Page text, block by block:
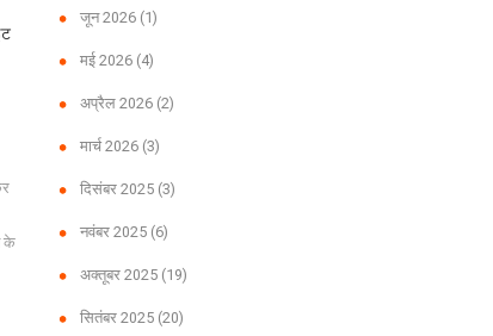
के
जून 2026 (1)
मई 2026 (4)
अप्रैल 2026 (2)
मार्च 2026 (3)
दिसंबर 2025 (3)
नवंबर 2025 (6)
अक्तूबर 2025 (19)
सितंबर 2025 (20)